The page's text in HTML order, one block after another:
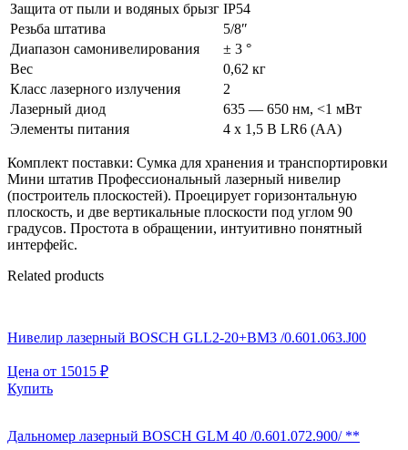
Защита от пыли и водяных брызг IP54
Резьба штатива
5/8″
Диапазон самонивелирования
± 3 °
Вес
0,62 кг
Класс лазерного излучения
2
Лазерный диод
635 — 650 нм, <1 мВт
Элементы питания
4 х 1,5 В LR6 (AA)
Комплект поставки: Сумка для хранения и транспортировки
Мини штатив Профессиональный лазерный нивелир
(построитель плоскостей). Проецирует горизонтальную
плоскость, и две вертикальные плоскости под углом 90
градусов. Простота в обращении, интуитивно понятный
интерфейс.
Related products
Нивелир лазерный BOSCH GLL2-20+BM3 /0.601.063.J00
Цена от 15015 ₽
Купить
Дальномер лазерный BOSCH GLM 40 /0.601.072.900/ **